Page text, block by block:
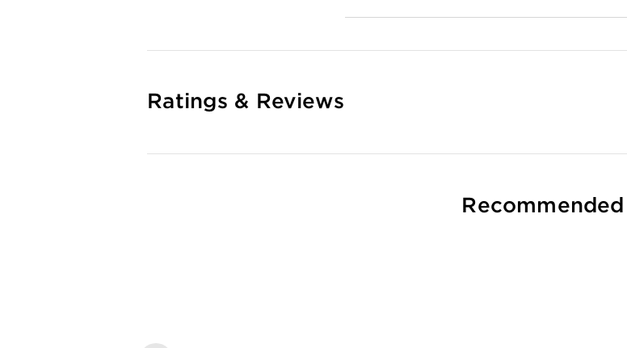
Ratings & Reviews
Recommended